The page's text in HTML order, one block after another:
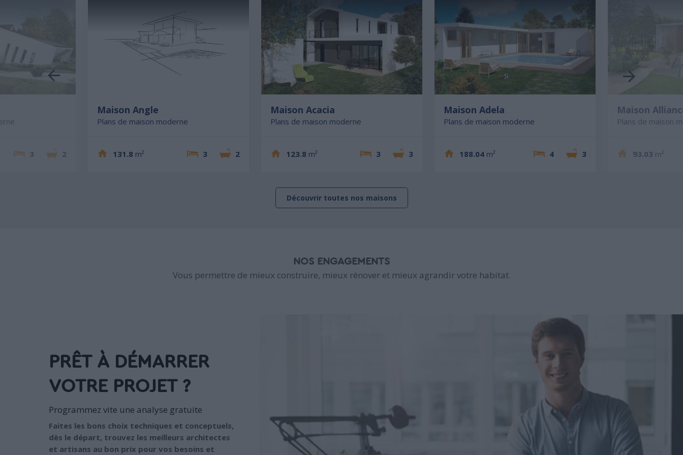
3 2
Maison Angle
Plans de maison moderne
131.8 m² 3 2
Maison Acacia
Plans de maison moderne
123.8 m² 3 3
Maison Adela
Plans de maison moderne
188.04 m² 4 3
Maison
Plans de maison
93.03 m²
Découvrir toutes nos maisons
NOS ENGAGEMENTS
Vous permettre de mieux construire, mieux rénover et mieux agrandir votre habitat.
PRÊT À DÉMARRER
VOTRE PROJET ?
Programmez vite une analyse gratuite
Faites les bons choix techniques et conceptuels,
dès le départ, trouvez les meilleurs architectes
et artisans au bon prix pour vos besoins et